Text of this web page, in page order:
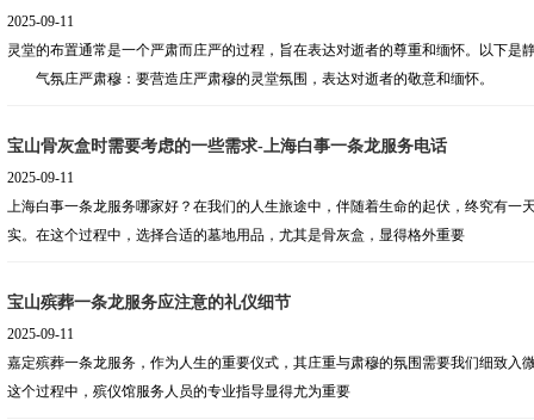
2025-09-11
灵堂的布置通常是一个严肃而庄严的过程，旨在表达对逝者的尊重和缅怀。以下是
气氛庄严肃穆：要营造庄严肃穆的灵堂氛围，表达对逝者的敬意和缅怀。
宝山骨灰盒时需要考虑的一些需求-上海白事一条龙服务电话
2025-09-11
上海白事一条龙服务哪家好？在我们的人生旅途中，伴随着生命的起伏，终究有一
实。在这个过程中，选择合适的墓地用品，尤其是骨灰盒，显得格外重要
宝山殡葬一条龙服务应注意的礼仪细节
2025-09-11
嘉定殡葬一条龙服务，作为人生的重要仪式，其庄重与肃穆的氛围需要我们细致入
这个过程中，殡仪馆服务人员的专业指导显得尤为重要